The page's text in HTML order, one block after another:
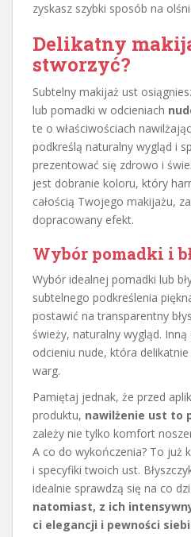
zyskasz szybki sposób na
Delikatny
stworzyć?
Subtelny makijaż ust
lub pomadki w odcieniach
te o właściwościach
podkreślą naturalny wygląd i
prezentować się zdrowo i
jest dobranie koloru, który
całością Twojego makijażu,
dopracowany efekt.
Wybór pomadki i
Wybór idealnej pomadki lub
subtelnego podkreślenia
postawić na transparentny
świeży, naturalny wygląd.
odcieniu nude, która
warg.
Pamiętaj jednak, że przed
produktu, nawilżenie ust to
zależy nie tylko komfort
A co do wykończenia? To już
i specyfiki twoich ust.
idealnie sprawdzą się na co
natomiast, z ich
ci elegancji i pewności